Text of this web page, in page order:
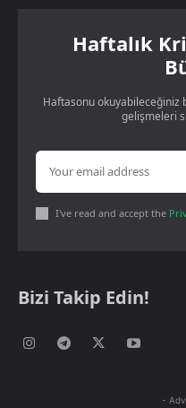
Haftalık
Haftasonu okuyabileceğiniz
gelişmeleri
I've read and accept the
Bizi Takip Edin!
-